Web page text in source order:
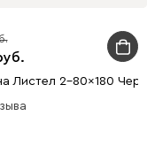
Листел 2-80x180